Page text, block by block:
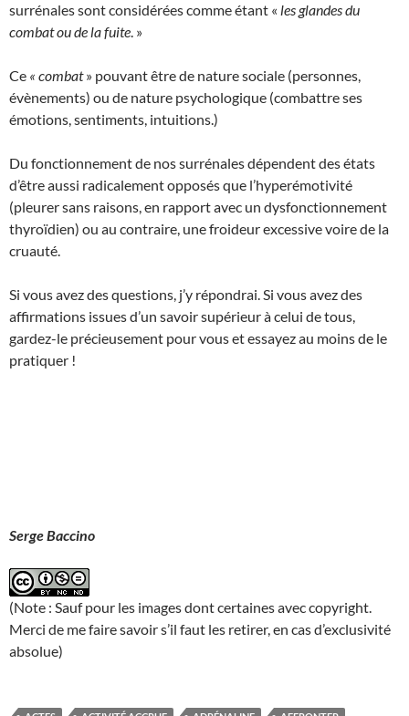
surrénales sont considérées comme étant « les glandes du
combat ou de la fuite. »
Ce « combat» pouvant être de nature sociale (personnes,
évènements) ou de nature psychologique (combattre ses
émotions, sentiments, intuitions.)
Du fonctionnement de nos surrénales dépendent des états
d’être aussi radicalement opposés que l’hyperémotivité
(pleurer sans raisons, en rapport avec un dysfonctionnement
thyroïdien) ou au contraire, une froideur excessive voire de la
cruauté.
Si vous avez des questions, j’y répondrai. Si vous avez des
affirmations issues d’un savoir supérieur à celui de tous,
gardez-le précieusement pour vous et essayez au moins de le
pratiquer !
Serge Baccino
(Note : Sauf pour les images dont certaines avec copyright.
Merci de me faire savoir s’il faut les retirer, en cas d’exclusivité
absolue)